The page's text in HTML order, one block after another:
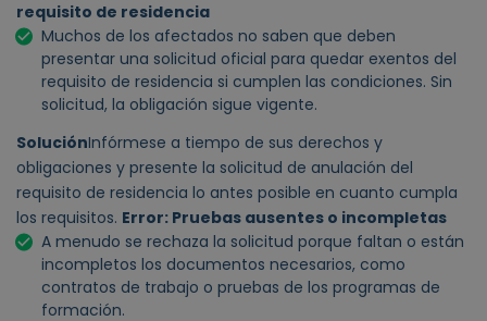
requisito de residencia
Muchos de los afectados no saben que deben
presentar una solicitud oficial para quedar exentos del
requisito de residencia si cumplen las condiciones. Sin
solicitud, la obligación sigue vigente.
SoluciónInfórmese a tiempo de sus derechos y
obligaciones y presente la solicitud de anulación del
requisito de residencia lo antes posible en cuanto cumpla
los requisitos. Error: Pruebas ausentes o incompletas
A menudo se rechaza la solicitud porque faltan o están
incompletos los documentos necesarios, como
contratos de trabajo o pruebas de los programas de
formación.